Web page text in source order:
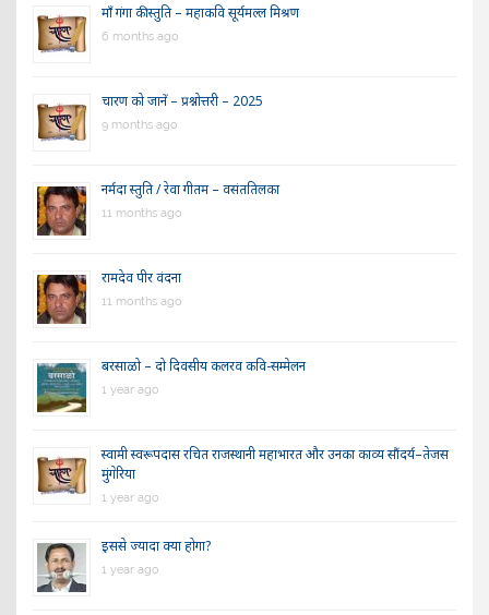
माँ गंगा की स्तुति – महाकवि सूर्यमल्ल मिश्रण
6 months ago
चारण को जानें – प्रश्नोत्तरी – 2025
9 months ago
नर्मदा स्तुति / रेवा गीतम – वसंततिलका
11 months ago
रामदेव पीर वंदना
11 months ago
बरसाळो – दो दिवसीय कलरव कवि-सम्मेलन
1 year ago
स्वामी स्वरूपदास रचित राजस्थानी महाभारत और उनका काव्य सौंदर्य–तेजस
मुंगेरिया
1 year ago
इससे ज्यादा क्या होगा?
1 year ago